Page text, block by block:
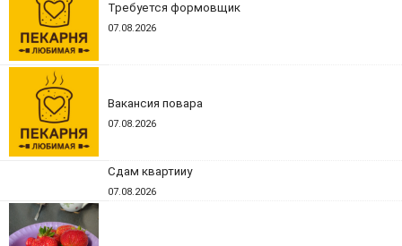
Требуется формовщик
07.08.2026
Вакансия повара
07.08.2026
Сдам квартииу
07.08.2026